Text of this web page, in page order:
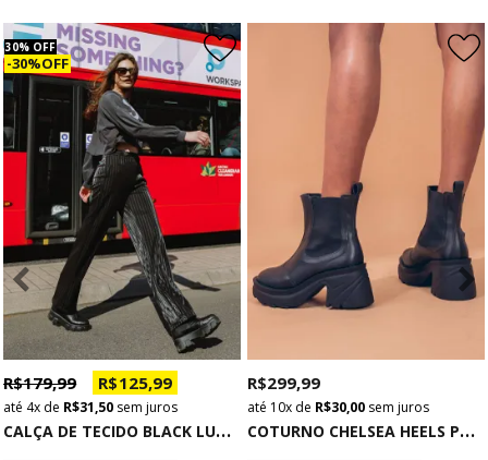
30% OFF
30% OFF
C
ALÇA DE TECIDO BLACK LUX STRIPES
R$ 179,99 R$ 125,99
4x de R$ 31,50 sem juros
C
OTURNO CHELSEA HEELS PRETO
R$ 299,99
10x de R$ 30,00 sem juros